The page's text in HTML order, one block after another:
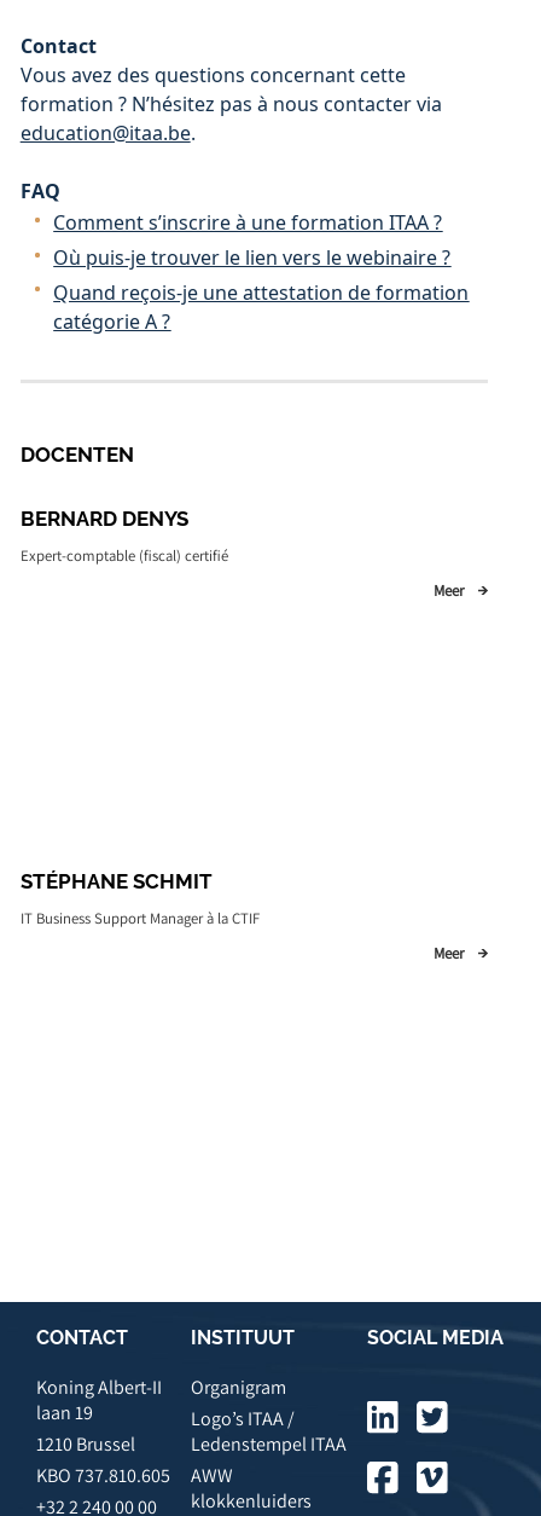
Contact
Vous avez des questions concernant cette
formation ? N’hésitez pas à nous contacter via
education@itaa.be.
FAQ
Comment s’inscrire à une formation ITAA ?
Où puis-je trouver le lien vers le webinaire ?
Quand reçois-je une attestation de formation
catégorie A ?
DOCENTEN
BERNARD DENYS
Expert-comptable (fiscal) certifié
Meer
STÉPHANE SCHMIT
IT Business Support Manager à la CTIF
Meer
CONTACT
Koning Albert-II
laan 19
1210 Brussel
KBO 737.810.605
+32 2 240 00 00
INSTITUUT
Organigram
Logo’s ITAA /
Ledenstempel ITAA
AWW
klokkenluiders
SOCIAL MEDIA